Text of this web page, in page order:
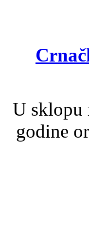
U sklopu
godine